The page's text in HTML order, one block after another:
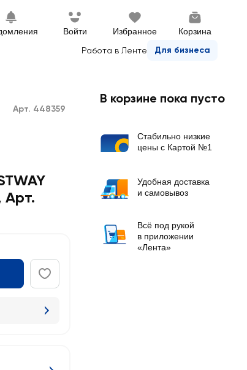
Войти Избранное Корзина
Работа в Ленте Для бизнеса
Арт. 448359
Арт.
В корзине пока пусто
Стабильно низкие
цены с Картой №1
Удобная доставка
и самовывоз
Всё под рукой
в приложении
«Лента»